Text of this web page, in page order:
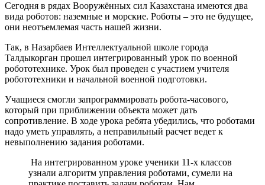
Сегодня в рядах Вооружённых сил Казахстана имеются два
вида роботов: наземные и морские. Роботы – это не будущее,
они неотъемлемая часть нашей жизни.
Так, в Назарбаев Интеллектуальной школе города
Талдыкорган прошел интегрированный урок по военной
робототехнике. Урок был проведен с участием учителя
робототехники и начальной военной подготовки.
Учащиеся смогли запрограммировать робота-часового,
который при приближении объекта может дать
сопротивление. В ходе урока ребята убедились, что роботами
надо уметь управлять, а неправильный расчет ведет к
невыполнению задания роботами.
На интегрированном уроке ученики 11-х классов
узнали алгоритм управления роботами, сумели на